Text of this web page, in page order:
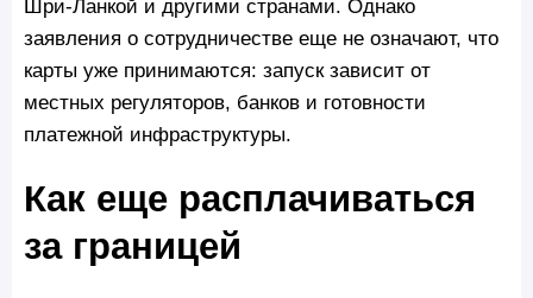
Шри-Ланкой и другими странами. Однако
заявления о сотрудничестве еще не означают, что
карты уже принимаются: запуск зависит от
местных регуляторов, банков и готовности
платежной инфраструктуры.
Как еще расплачиваться
за границей